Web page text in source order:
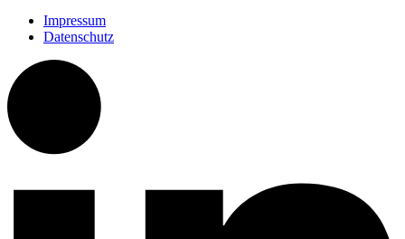
Impressum
Datenschutz